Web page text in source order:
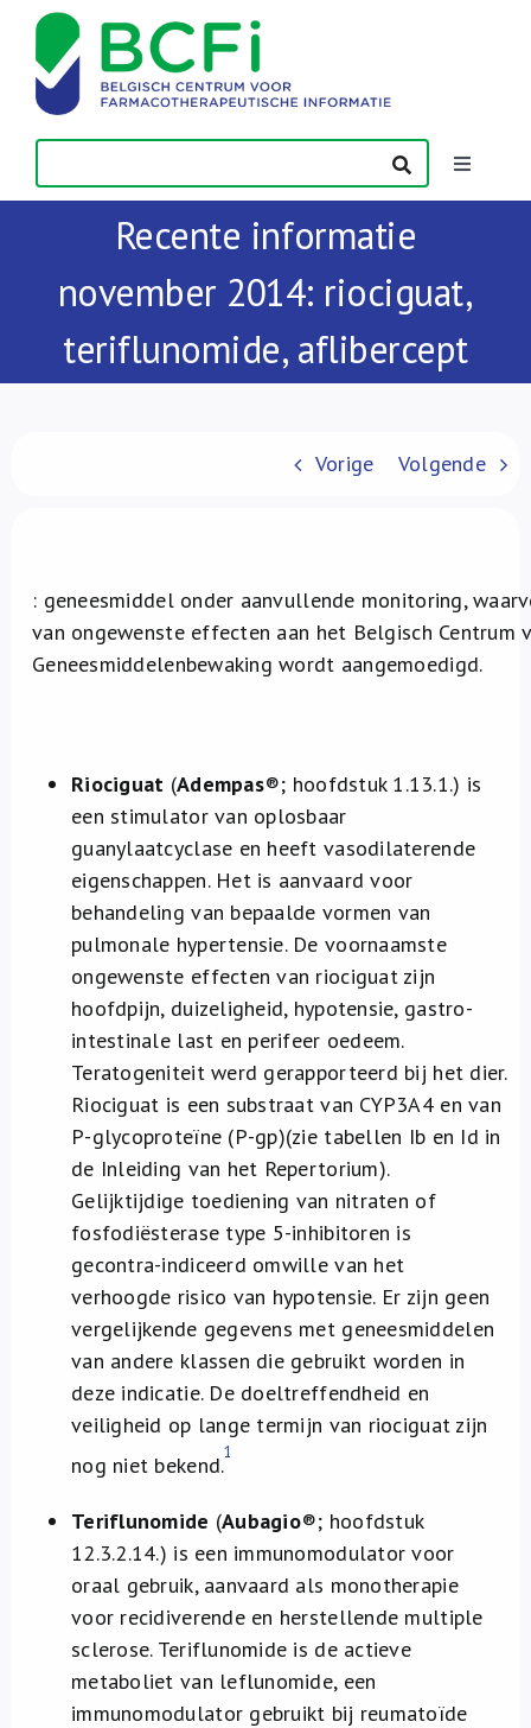
content
Toggle
Publicaties
Vorming
FR
Recente informatie
november 2014: riociguat,
teriflunomide, aflibercept
Vorige Volgende
: geneesmiddel onder aanvullende monitoring,
van ongewenste effecten aan het Belgisch Centrum
Geneesmiddelenbewaking wordt aangemoedigd.
Riociguat (Adempas®; hoofdstuk 1.13.1.) is
een stimulator van oplosbaar
guanylaatcyclase en heeft vasodilaterende
eigenschappen. Het is aanvaard voor
behandeling van bepaalde vormen van
pulmonale hypertensie. De voornaamste
ongewenste effecten van riociguat zijn
hoofdpijn, duizeligheid, hypotensie, gastro-
intestinale last en perifeer oedeem.
Teratogeniteit werd gerapporteerd bij het dier.
Riociguat is een substraat van CYP3A4 en van
P-glycoproteïne (P-gp)(zie tabellen Ib en Id in
de Inleiding van het Repertorium).
Gelijktijdige toediening van nitraten of
fosfodiësterase type 5-inhibitoren is
gecontra-indiceerd omwille van het
verhoogde risico van hypotensie. Er zijn geen
vergelijkende gegevens met geneesmiddelen
van andere klassen die gebruikt worden in
deze indicatie. De doeltreffendheid en
veiligheid op lange termijn van riociguat zijn
nog niet bekend.1
Teriflunomide (Aubagio®; hoofdstuk
12.3.2.14.) is een immunomodulator voor
oraal gebruik, aanvaard als monotherapie
voor recidiverende en herstellende multiple
sclerose. Teriflunomide is de actieve
metaboliet van leflunomide, een
immunomodulator gebruikt bij reumatoïde